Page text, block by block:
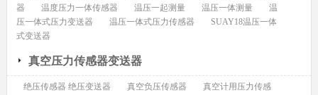
器
温度压力一体传感器 温压一起测量 温压一体测量
温
压一体式压力变送器
温压一体式压力传感器
SUAY18温压一体
式变送器
真空压力传感器变送器
绝压传感器 绝压变送器 真空负压传感器
真空计用压力传感